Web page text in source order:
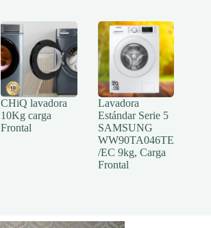
CHiQ lavadora
10Kg carga
Frontal
Lavadora
Estándar Serie 5
SAMSUNG
WW90TA046TE
/EC 9kg, Carga
Frontal